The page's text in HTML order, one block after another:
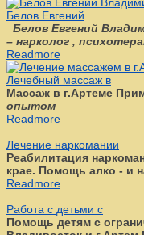
Белов Евгений
Белов Евгений
– нарколог ,
Readmore
Лечебный массаж в
Массаж в г.Артеме
опытом
Readmore
Лечение наркомании
Реабилитация
крае. Помощь алко - и
Readmore
Работа с детьми с
Помощь детям с